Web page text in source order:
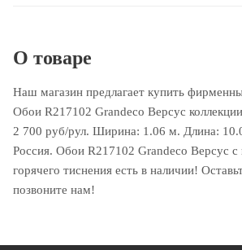
О товаре
Наш магазин предлагает купить
Обои R217102 Grandeco Версус
2 700 руб/рул. Ширина: 1.06 м. Длина:
Россия. Обои R217102 Grandeco Версус
горячего тиснения есть в наличии!
позвоните нам!